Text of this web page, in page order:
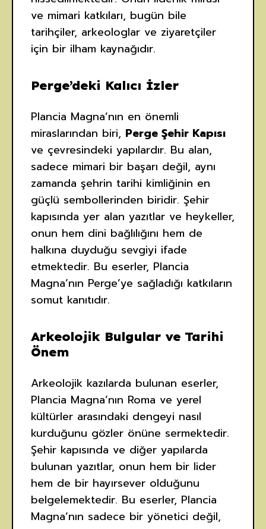
ve mimari katkıları, bugün bile
tarihçiler, arkeologlar ve ziyaretçiler
için bir ilham kaynağıdır.
Perge’deki Kalıcı İzler
Plancia Magna’nın en önemli
miraslarından biri, Perge Şehir Kapısı
ve çevresindeki yapılardır. Bu alan,
sadece mimari bir başarı değil, aynı
zamanda şehrin tarihi kimliğinin en
güçlü sembollerinden biridir. Şehir
kapısında yer alan yazıtlar ve heykeller,
onun hem dini bağlılığını hem de
halkına duyduğu sevgiyi ifade
etmektedir. Bu eserler, Plancia
Magna’nın Perge’ye sağladığı katkıların
somut kanıtıdır.
Arkeolojik Bulgular ve Tarihi
Önem
Arkeolojik kazılarda bulunan eserler,
Plancia Magna’nın Roma ve yerel
kültürler arasındaki dengeyi nasıl
kurduğunu gözler önüne sermektedir.
Şehir kapısında ve diğer yapılarda
bulunan yazıtlar, onun hem bir lider
hem de bir hayırsever olduğunu
belgelemektedir. Bu eserler, Plancia
Magna’nın sadece bir yönetici değil,